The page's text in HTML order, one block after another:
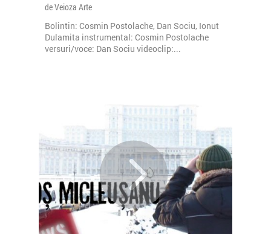
de Veioza Arte
Bolintin: Cosmin Postolache, Dan Sociu, Ionut
Dulamita instrumental: Cosmin Postolache
versuri/voce: Dan Sociu videoclip:...